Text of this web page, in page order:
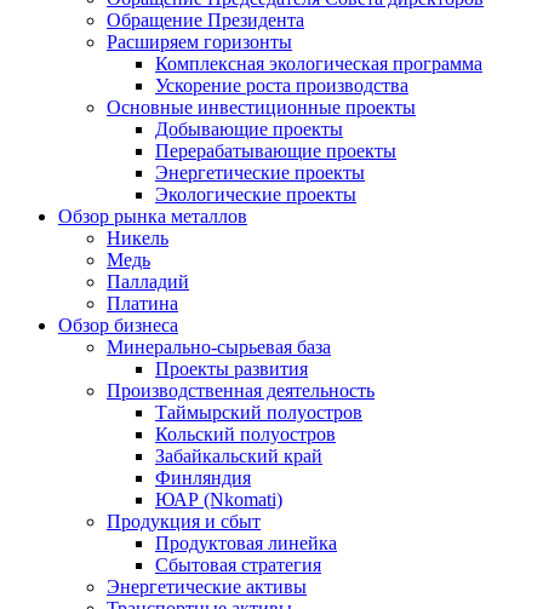
Обращение Президента
Расширяем горизонты
Комплексная экологическая программа
Ускорение роста производства
Основные инвестиционные проекты
Добывающие проекты
Перерабатывающие проекты
Энергетические проекты
Экологические проекты
Обзор рынка металлов
Никель
Медь
Палладий
Платина
Обзор бизнеса
Минерально-сырьевая база
Проекты развития
Производственная деятельность
Таймырский полуостров
Кольский полуостров
Забайкальский край
Финляндия
ЮАР (Nkomati)
Продукция и сбыт
Продуктовая линейка
Сбытовая стратегия
Энергетические активы